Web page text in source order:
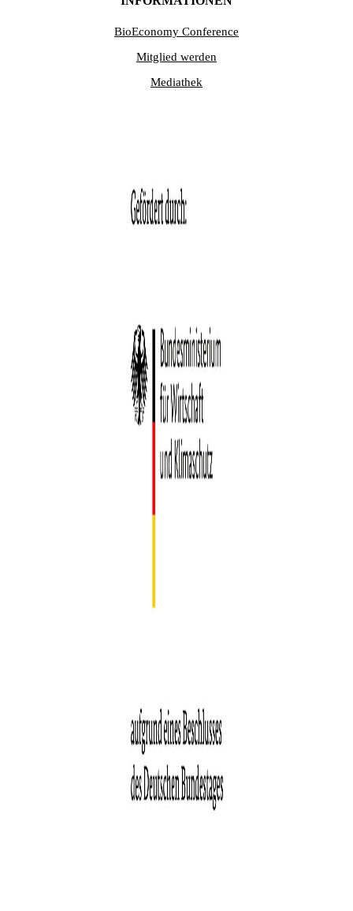
BioEconomy Conference
Mitglied werden
Mediathek